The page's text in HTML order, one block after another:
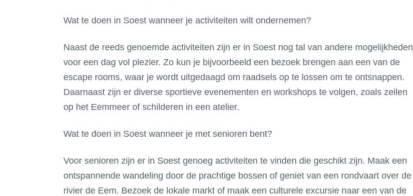
Wat te doen in Soest wanneer je activiteiten wilt ondernemen?
Naast de reeds genoemde activiteiten zijn er in Soest nog tal van andere mogelijkheden
voor een dag vol plezier. Zo kun je bijvoorbeeld een bezoek brengen aan een van de
escape rooms, waar je wordt uitgedaagd om raadsels op te lossen om te ontsnappen.
Daarnaast zijn er diverse sportieve evenementen en workshops te volgen, zoals zeilen
op het Eemmeer of schilderen in een atelier.
Wat te doen in Soest wanneer je met senioren bent?
Voor senioren zijn er in Soest genoeg activiteiten te vinden die geschikt zijn. Maak een
ontspannende wandeling door de prachtige bossen of geniet van een rondvaart over de
rivier de Eem. Bezoek de lokale markt of maak een culturele excursie naar een van de